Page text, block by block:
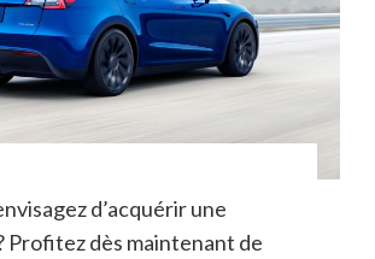
d’acquérir une
Profitez dès maintenant de